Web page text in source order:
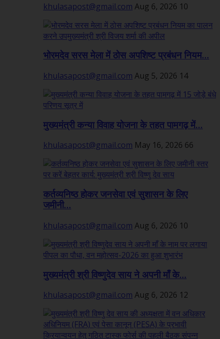
khulasapost@gmail.com Aug 6, 2026 10
भोरमदेव सरस मेला में ठोस अपशिष्ट प्रबंधन नियम...
khulasapost@gmail.com Aug 5, 2026 14
मुख्यमंत्री कन्या विवाह योजना के तहत पामगढ़ में...
khulasapost@gmail.com May 16, 2026 66
कर्तव्यनिष्ठ होकर जनसेवा एवं सुशासन के लिए
जमीनी...
khulasapost@gmail.com Aug 6, 2026 10
मुख्यमंत्री श्री विष्णुदेव साय ने अपनी माँ के...
khulasapost@gmail.com Aug 6, 2026 12